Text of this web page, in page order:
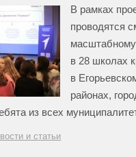
В рамках
проводятся
в 28 школах
в
районах,
из всех
и статьи